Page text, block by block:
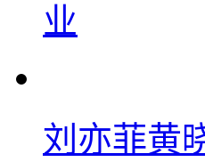
业
刘亦菲黄